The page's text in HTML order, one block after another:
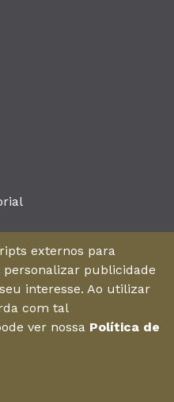
Ltda
2001 – 11º andar - Bairro
60170-001
externos para
publicidade
interesse. Ao utilizar
com tal
ver nossa Política de